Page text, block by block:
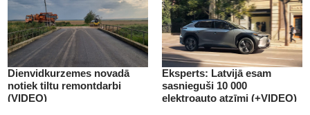
Dienvidkurzemes novadā
notiek tiltu remontdarbi
(VIDEO)
Eksperts: Latvijā esam
sasnieguši 10 000
elektroauto atzīmi (+VIDEO)